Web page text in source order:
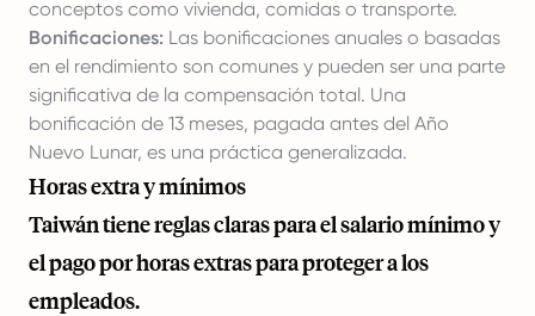
conceptos como vivienda, comidas o transporte.
Bonificaciones: Las bonificaciones anuales o basadas
en el rendimiento son comunes y pueden ser una parte
significativa de la compensación total. Una
bonificación de 13 meses, pagada antes del Año
Nuevo Lunar, es una práctica generalizada.
Horas extra y mínimos
Taiwán tiene reglas claras para el salario mínimo y
el pago por horas extras para proteger a los
empleados.